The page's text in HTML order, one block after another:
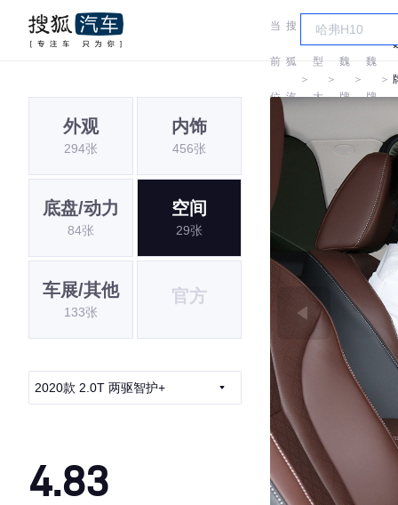
当
前
位
置:
搜
狐
汽
车
＞
车
型
大
＞
魏
牌
＞
魏
牌
＞
外观
294张
内饰
456张
底盘/动力
84张
空间
29张
车展/其他
133张
官方
2020款 2.0T 两驱智护+
4.83